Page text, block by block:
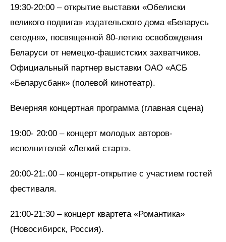
19:30-20:00 – открытие выставки «Обелиски
великого подвига» издательского дома «Беларусь
сегодня», посвященной 80-летию освобождения
Беларуси от немецко-фашистских захватчиков.
Официальный партнер выставки ОАО «АСБ
«Беларусбанк» (полевой кинотеатр).
Вечерняя концертная программа (главная сцена)
19:00- 20:00 – концерт молодых авторов-
исполнителей «Легкий старт».
20:00-21:.00 – концерт-открытие с участием гостей
фестиваля.
21:00-21:30 – концерт квартета «Романтика»
(Новосибирск, Россия).